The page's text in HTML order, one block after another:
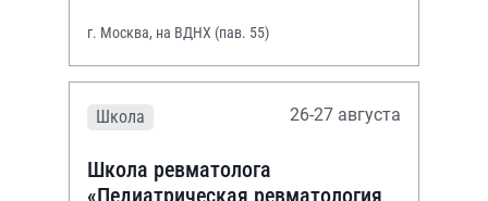
г. Москва, на ВДНХ (пав. 55)
Школа 26-27 августа
Школа ревматолога
«Педиатрическая ревматология